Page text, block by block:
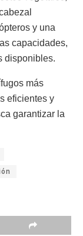
y una
capacidades,
disponibles.
más
eficientes y
garantizar la